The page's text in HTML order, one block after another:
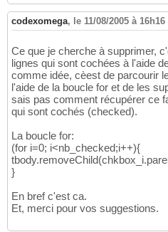
31
32
33
34
35
36
37
38
39
41
42
43
46
47
cell3.setAttribute(
var inp3 = document
inp3.setAttribute(
inp3.
setAttribute
inp3.setAttribute(
cell3.appendChild(
//Cell 4
var cell4 =
cell4.setAttribute
var cell5 =
cell5.setAttribute
codexomega, le 11/08/2005 à 16h16
Ce que je cherche à supprimer,
lignes qui sont cochées à l'aide
comme idée, cèest de parcourir
l'aide de la boucle for et de les
sais pas comment récupérer ce
qui sont cochés (checked).
La boucle for:
(for i=0; i<nb_checked;i++){
}
En bref c'est ca.
Et, merci pour vos suggestions.